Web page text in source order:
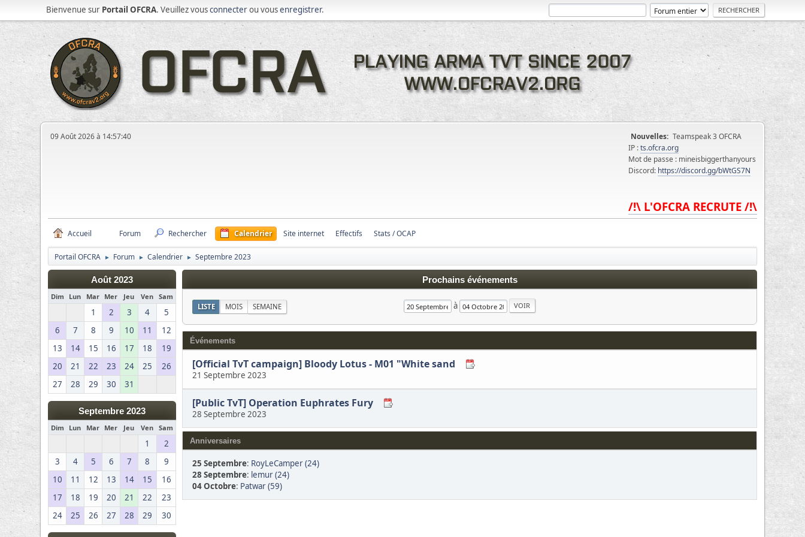
Bienvenue sur Portail OFCRA. Veuillez vousconnecterou vousenregistrer.
09 Août 2026 à 14:57:40 Nouvelles: Teamspeak 3 OFCRA
IP :ts.ofcra.org
Mot de passe : mineisbiggerthanyours
Discord: https://discord.gg/bWtGS7N
/!\ L'OFCRA RECRUTE /!\
Accueil Forum Rechercher Calendrier Site internet Effectifs Stats / OCAP
Portail OFCRA ► Forum ► Calendrier ► Septembre 2023
Août 2023
Dim Lun Mar Mer Jeu Ven Sam
1 2 3 4
5
6
7 8 9 10 11
12
13
14 15 16 17 18
19
20
21 22 23 24 25
26
27
28 29 30 31
Septembre 2023
Dim Lun Mar Mer Jeu Ven Sam
1
2
3
4 5 6 7 8
9
10
11 12 13 14 15
16
17
18 19 20 21 22
23
24
25 26 27 28 29 30
Prochains événements
LISTE MOIS SEMAINE à
Événements
[Official TvT campaign] Bloody Lotus - M01 "White sand
21 Septembre 2023
[Public TvT] Operation Euphrates Fury
28 Septembre 2023
Anniversaires
25 Septembre: RoyLeCamper (24)
28 Septembre: lemur (24)
04 Octobre: Patwar (59)